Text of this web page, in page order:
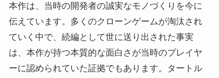
本作は、当時の開発者の誠実なモノづくりを今に
伝えています。多くのクローンゲームが淘汰され
ていく中で、続編として世に送り出された事実
は、本作が持つ本質的な面白さが当時のプレイヤ
ーに認められていた証拠でもあります。タートル